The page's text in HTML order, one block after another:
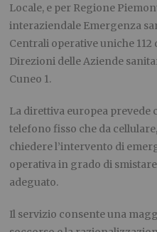
Locale, e per Regione
interaziendale Emergenza
Centrali operative uniche 112
Direzioni delle Aziende
Cuneo 1.
La direttiva europea prevede
telefono fisso che da
chiedere l’intervento di
operativa in grado di
adeguato.
Il servizio consente una